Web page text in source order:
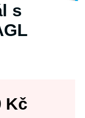
s
Kč